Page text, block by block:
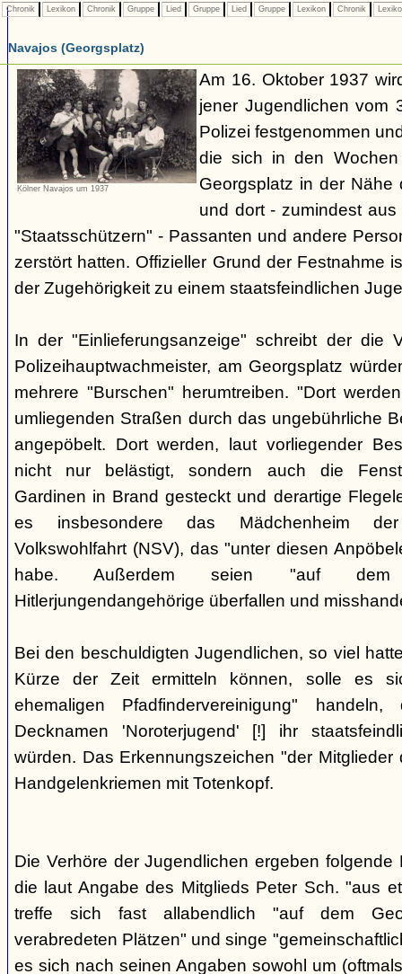
Chronik Lexikon Chronik Gruppe Lied Gruppe Lied Gruppe Lexikon Chronik
Navajos (Georgsplatz)
Kölner Navajos um 1937
Am 16. Oktober 1937
jener Jugendlichen vom
Polizei festgenommen
die sich in den
Georgsplatz in der Nähe
und dort - zumindest
"Staatsschützern" - Passanten und andere
zerstört hatten. Offizieller Grund der Festnahme
der Zugehörigkeit zu einem staatsfeindlichen
In der "Einlieferungsanzeige" schreibt der die
Polizeihauptwachmeister, am Georgsplatz
mehrere "Burschen" herumtreiben. "Dort
umliegenden Straßen durch das ungebührliche
angepöbelt. Dort werden, laut vorliegender
nicht nur belästigt, sondern auch die
Gardinen in Brand gesteckt und derartige
es insbesondere das Mädchenheim der
Volkswohlfahrt (NSV), das "unter diesen
habe. Außerdem seien "auf dem
Hitlerjungendangehörige überfallen und
Bei den beschuldigten Jugendlichen, so viel
Kürze der Zeit ermitteln können, solle es
ehemaligen Pfadfindervereinigung"
Decknamen 'Noroterjugend' [!] ihr
würden. Das Erkennungszeichen "der Mitglieder
Handgelenkriemen mit Totenkopf.
Die Verhöre der Jugendlichen ergeben folgende
die laut Angabe des Mitglieds Peter Sch. "aus
treffe sich fast allabendlich "auf dem
verabredeten Plätzen" und singe
es sich nach seinen Angaben sowohl um